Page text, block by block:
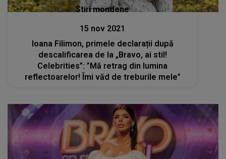
Stiri mondene
15 nov 2021
Ioana Filimon, primele declarații după
descalificarea de la „Bravo, ai stil!
Celebrities”: ”Mă retrag din lumina
reflectoarelor! Îmi văd de treburile mele”